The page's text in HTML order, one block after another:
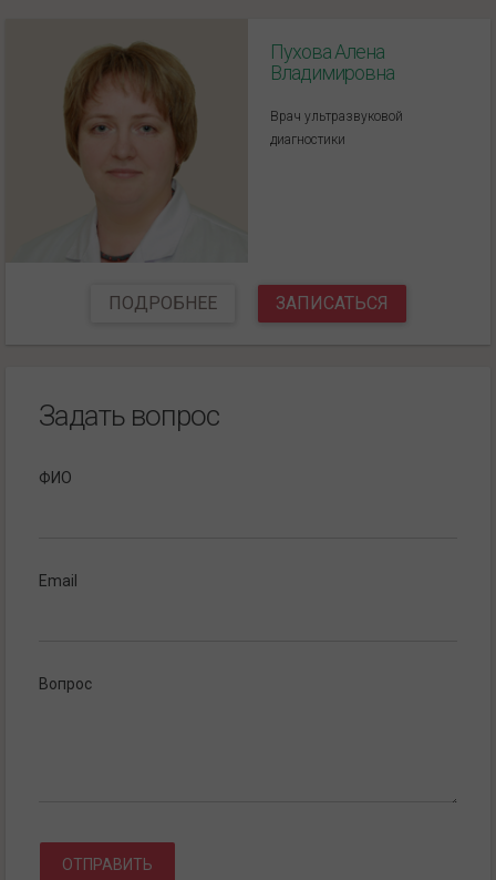
Пухова Алена
Владимировна
Врач ультразвуковой
диагностики
ПОДРОБНЕЕ ЗАПИСАТЬСЯ
Задать вопрос
ФИО
Email
Вопрос
ОТПРАВИТЬ